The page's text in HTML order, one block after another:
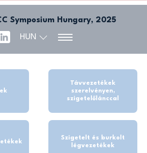
Symposium Hungary, 2025
HUN
Távvezetékek
szerelvényen,
szigetelőlánccal
Szigetelt és burkolt
légvezetékek